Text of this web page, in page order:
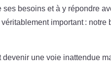
ses besoins et à y répondre
important :
devenir une voie inattendue